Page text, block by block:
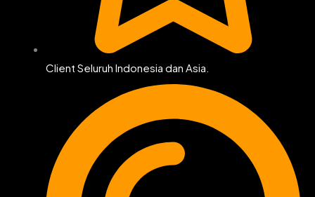
Client Seluruh Indonesia dan Asia.